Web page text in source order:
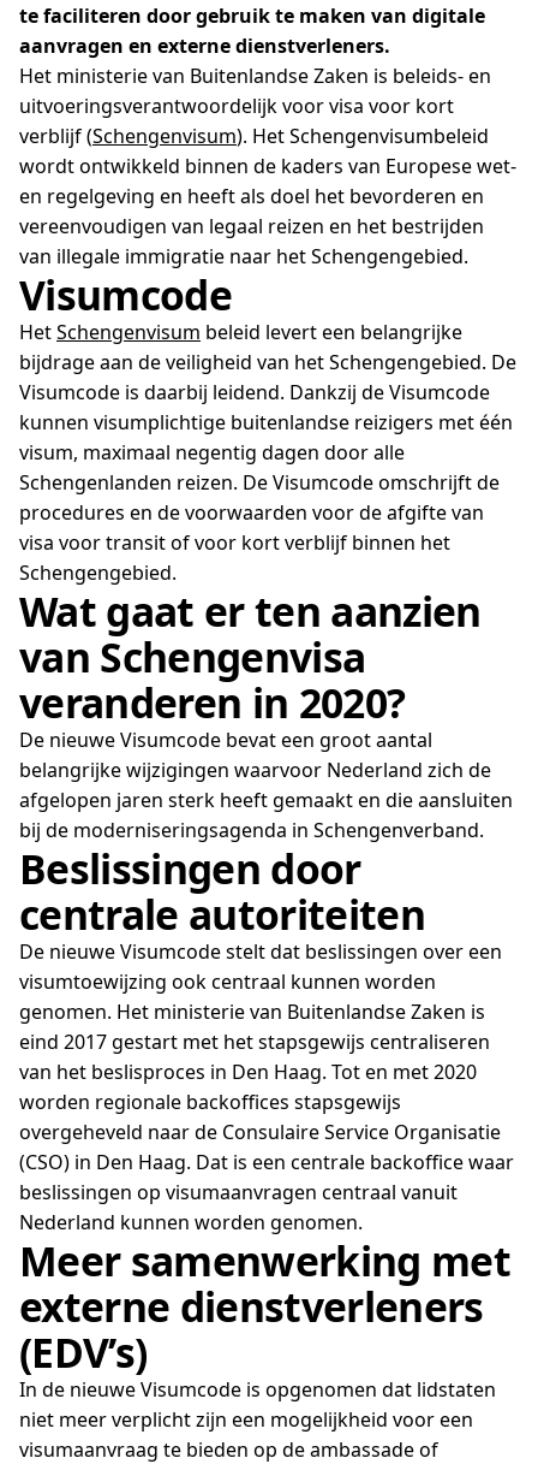
te faciliteren door gebruik te maken van digitale
aanvragen en externe dienstverleners.
Het ministerie van Buitenlandse Zaken is beleids- en
uitvoeringsverantwoordelijk voor visa voor kort
verblijf (Schengenvisum). Het Schengenvisumbeleid
wordt ontwikkeld binnen de kaders van Europese wet-
en regelgeving en heeft als doel het bevorderen en
vereenvoudigen van legaal reizen en het bestrijden
van illegale immigratie naar het Schengengebied.
Visumcode
HetSchengenvisum beleid levert een belangrijke
bijdrage aan de veiligheid van het Schengengebied. De
Visumcode is daarbij leidend. Dankzij de Visumcode
kunnen visumplichtige buitenlandse reizigers met één
visum, maximaal negentig dagen door alle
Schengenlanden reizen. De Visumcode omschrijft de
procedures en de voorwaarden voor de afgifte van
visa voor transit of voor kort verblijf binnen het
Schengengebied.
Wat gaat er ten aanzien
van Schengenvisa
veranderen in 2020?
De nieuwe Visumcode bevat een groot aantal
belangrijke wijzigingen waarvoor Nederland zich de
afgelopen jaren sterk heeft gemaakt en die aansluiten
bij de moderniseringsagenda in Schengenverband.
Beslissingen door
centrale autoriteiten
De nieuwe Visumcode stelt dat beslissingen over een
visumtoewijzing ook centraal kunnen worden
genomen. Het ministerie van Buitenlandse Zaken is
eind 2017 gestart met het stapsgewijs centraliseren
van het beslisproces in Den Haag. Tot en met 2020
worden regionale backoffices stapsgewijs
overgeheveld naar de Consulaire Service Organisatie
(CSO) in Den Haag. Dat is een centrale backoffice waar
beslissingen op visumaanvragen centraal vanuit
Nederland kunnen worden genomen.
Meer samenwerking met
externe dienstverleners
(EDV’s)
In de nieuwe Visumcode is opgenomen dat lidstaten
niet meer verplicht zijn een mogelijkheid voor een
visumaanvraag te bieden op de ambassade of